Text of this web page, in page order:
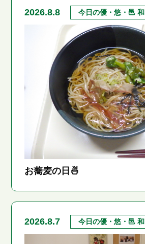
2026.8.8 今日の優・悠・邑 和
お蕎麦の日🍜
2026.8.7 今日の優・悠・邑 和